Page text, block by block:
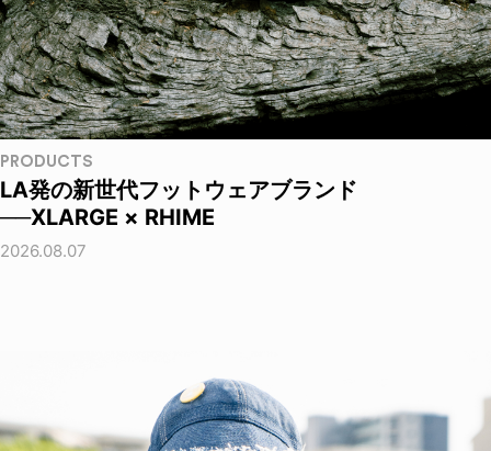
PRODUCTS
LA発の新世代フットウェアブランド
──XLARGE × RHIME
2026.08.07